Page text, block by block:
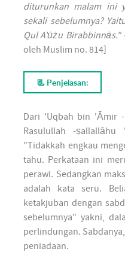
diturunkan malam ini
sekali sebelumnya?
Qul A'ūżu Birabbinnās."
oleh Muslim no. 814]
📃 Penjelasan:
Dari 'Uqbah bin 'Āmir
Rasulullah -
"Tidakkah engkau
tahu. Perkataan ini
perawi. Sedangkan
adalah kata seru.
ketakjuban dengan
sebelumnya" yakni,
perlindungan.
peniadaan.